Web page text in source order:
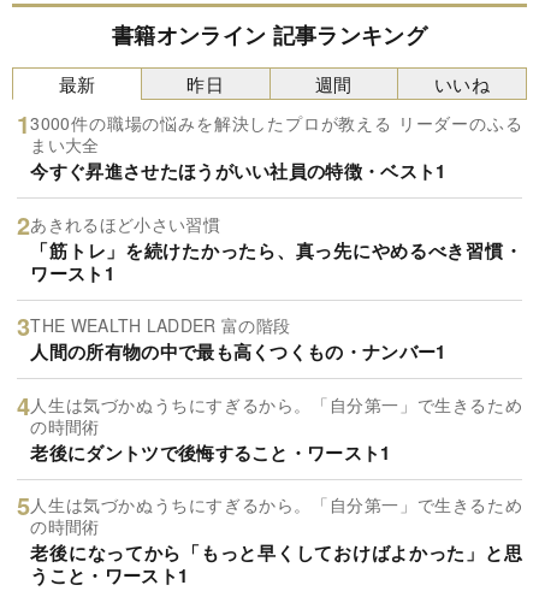
書籍オンライン 記事ランキング
最新
3000件の職場の悩みを解決したプロが教える リーダーのふる
まい大全
今すぐ昇進させたほうがいい社員の特徴・ベスト1
あきれるほど小さい習慣
「筋トレ」を続けたかったら、真っ先にやめるべき習慣・
ワースト1
THE WEALTH LADDER 富の階段
人間の所有物の中で最も高くつくもの・ナンバー1
人生は気づかぬうちにすぎるから。「自分第一」で生きるため
の時間術
老後にダントツで後悔すること・ワースト1
人生は気づかぬうちにすぎるから。「自分第一」で生きるため
の時間術
老後になってから「もっと早くしておけばよかった」と思
うこと・ワースト1
昨日 週間 いいね